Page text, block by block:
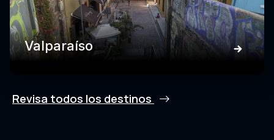
Valparaíso
Revisa todos los destinos